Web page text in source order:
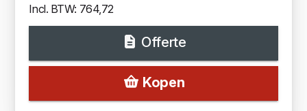
Incl. BTW: 764,72
Offerte
Kopen